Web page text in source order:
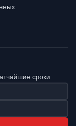
сроки